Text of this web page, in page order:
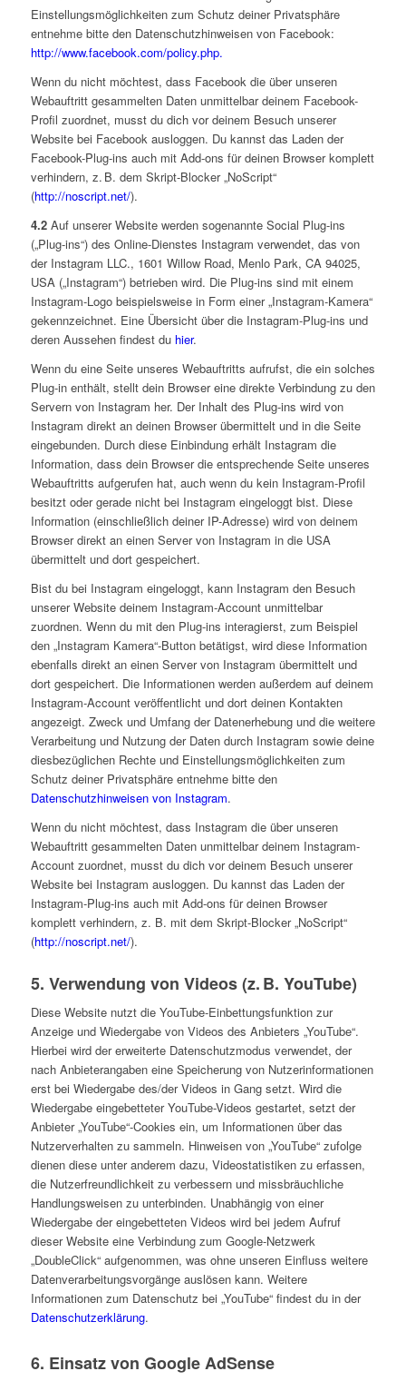
Einstellungsmöglichkeiten zum Schutz deiner Privatsphäre
entnehme bitte den Datenschutzhinweisen von Facebook:
http://www.facebook.com/policy.php.
Wenn du nicht möchtest, dass Facebook die über unseren
Webauftritt gesammelten Daten unmittelbar deinem Facebook-
Profil zuordnet, musst du dich vor deinem Besuch unserer
Website bei Facebook ausloggen. Du kannst das Laden der
Facebook-Plug-ins auch mit Add-ons für deinen Browser komplett
verhindern, z. B. dem Skript-Blocker „NoScript“
(http://noscript.net/).
4.2Auf unserer Website werden sogenannte Social Plug-ins
(„Plug-ins“) des Online-Dienstes Instagram verwendet, das von
der Instagram LLC., 1601 Willow Road, Menlo Park, CA 94025,
USA („Instagram“) betrieben wird. Die Plug-ins sind mit einem
Instagram-Logo beispielsweise in Form einer „Instagram-Kamera“
gekennzeichnet. Eine Übersicht über die Instagram-Plug-ins und
deren Aussehen findest du hier.
Wenn du eine Seite unseres Webauftritts aufrufst, die ein solches
Plug-in enthält, stellt dein Browser eine direkte Verbindung zu den
Servern von Instagram her. Der Inhalt des Plug-ins wird von
Instagram direkt an deinen Browser übermittelt und in die Seite
eingebunden. Durch diese Einbindung erhält Instagram die
Information, dass dein Browser die entsprechende Seite unseres
Webauftritts aufgerufen hat, auch wenn du kein Instagram-Profil
besitzt oder gerade nicht bei Instagram eingeloggt bist. Diese
Information (einschließlich deiner IP-Adresse) wird von deinem
Browser direkt an einen Server von Instagram in die USA
übermittelt und dort gespeichert.
Bist du bei Instagram eingeloggt, kann Instagram den Besuch
unserer Website deinem Instagram-Account unmittelbar
zuordnen. Wenn du mit den Plug-ins interagierst, zum Beispiel
den „Instagram Kamera“-Button betätigst, wird diese Information
ebenfalls direkt an einen Server von Instagram übermittelt und
dort gespeichert. Die Informationen werden außerdem auf deinem
Instagram-Account veröffentlicht und dort deinen Kontakten
angezeigt. Zweck und Umfang der Datenerhebung und die weitere
Verarbeitung und Nutzung der Daten durch Instagram sowie deine
diesbezüglichen Rechte und Einstellungsmöglichkeiten zum
Schutz deiner Privatsphäre entnehme bitte den
Datenschutzhinweisen von Instagram.
Wenn du nicht möchtest, dass Instagram die über unseren
Webauftritt gesammelten Daten unmittelbar deinem Instagram-
Account zuordnet, musst du dich vor deinem Besuch unserer
Website bei Instagram ausloggen. Du kannst das Laden der
Instagram-Plug-ins auch mit Add-ons für deinen Browser
komplett verhindern, z. B. mit dem Skript-Blocker „NoScript“
(http://noscript.net/).
5. Verwendung von Videos (z. B. YouTube)
Diese Website nutzt die YouTube-Einbettungsfunktion zur
Anzeige und Wiedergabe von Videos des Anbieters „YouTube“.
Hierbei wird der erweiterte Datenschutzmodus verwendet, der
nach Anbieterangaben eine Speicherung von Nutzerinformationen
erst bei Wiedergabe des/der Videos in Gang setzt. Wird die
Wiedergabe eingebetteter YouTube-Videos gestartet, setzt der
Anbieter „YouTube“-Cookies ein, um Informationen über das
Nutzerverhalten zu sammeln. Hinweisen von „YouTube“ zufolge
dienen diese unter anderem dazu, Videostatistiken zu erfassen,
die Nutzerfreundlichkeit zu verbessern und missbräuchliche
Handlungsweisen zu unterbinden. Unabhängig von einer
Wiedergabe der eingebetteten Videos wird bei jedem Aufruf
dieser Website eine Verbindung zum Google-Netzwerk
„DoubleClick“ aufgenommen, was ohne unseren Einfluss weitere
Datenverarbeitungsvorgänge auslösen kann. Weitere
Informationen zum Datenschutz bei „YouTube“ findest du in der
Datenschutzerklärung.
6. Einsatz von Google AdSense